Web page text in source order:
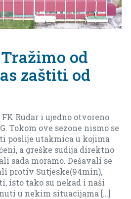
od
zaštiti od
Rudar i ujedno otvoreno
ove sezone nismo se
utakmica u kojima
a greške sudija direktno
moramo. Dešavali se
Sutjeske(94min),
tako su nekad i naši
u nekim situacijama […]